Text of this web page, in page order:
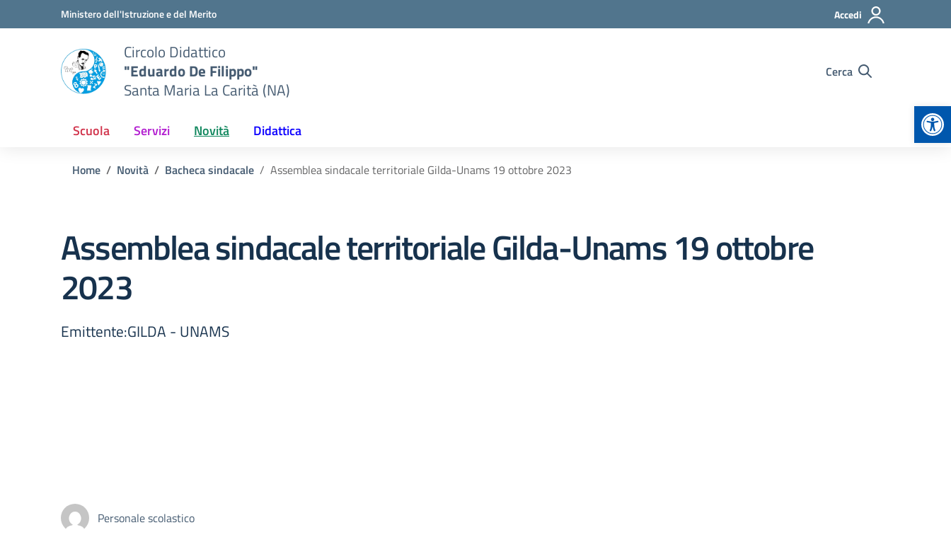
Vai ai contenuti
Vai al menu di navigazioneMinistero dell'Istruzione e del Merito Accedi
Circolo Didattico
"Eduardo De Filippo"
Santa Maria La Carità (NA)
Cerca
Scuola Servizi Novità Didattica
Home Novità Bacheca sindacale Assemblea sindacale territoriale Gilda-Unams 19 ottobre 2023
Assemblea sindacale territoriale Gilda-Unams 19 ottobre
2023
Emittente:GILDA - UNAMS
Personale scolastico